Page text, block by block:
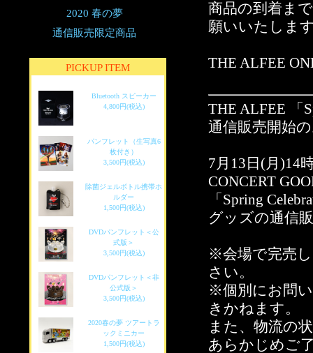
2020 春の夢
通信販売限定商品
PICKUP ITEM
Bluetooth スピーカー
4,800円(税込)
パンフレット（生写真6
枚付き）
3,500円(税込)
除菌ジェルボトル携帯ホ
ルダー
1,500円(税込)
DVDパンフレット＜公
式版＞
3,500円(税込)
DVDパンフレット＜非
公式版＞
3,500円(税込)
2020春の夢 ツアートラ
ックミニカー
1,500円(税込)
商品の到着ま
願いいたしま
THE ALFEE
THE ALFEE 「
通信販売開始
7月13日(月)14
CONCERT
「Spring
グッズの通信
※会場で完売
さい。
※個別にお問
きかねます。
また、物流の
あらかじめご